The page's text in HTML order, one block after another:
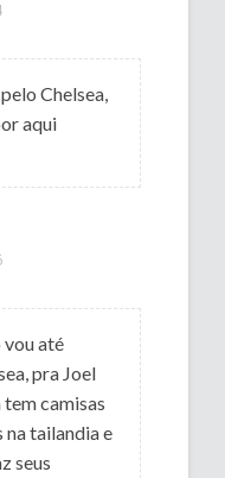
Chelsea,
aqui
até
pra Joel
tem camisas
na tailandia e
seus